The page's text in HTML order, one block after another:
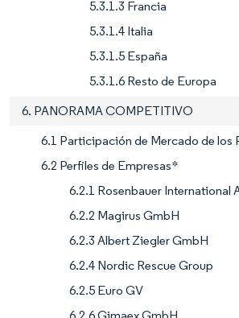
5.3.1.3 Francia
5.3.1.4 Italia
5.3.1.5 España
5.3.1.6 Resto de Europa
6. PANORAMA COMPETITIVO
6.1 Participación de Mercado de los
6.2 Perfiles de Empresas*
6.2.1 Rosenbauer International
6.2.2 Magirus GmbH
6.2.3 Albert Ziegler GmbH
6.2.4 Nordic Rescue Group
6.2.5 Euro GV